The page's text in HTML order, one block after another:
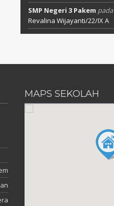
SMP Negeri 3 Pakem pada
Revalina Wijayanti/22/IX A
MAPS SEKOLAH